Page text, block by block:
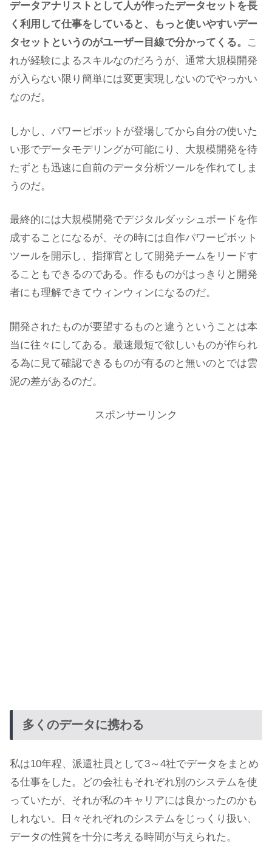
データアナリストとして人が作ったデータセットを長
く利用して仕事をしていると、もっと使いやすいデー
タセットというのがユーザー目線で分かってくる。
こ
れが経験によるスキルなのだろうが、通常大規模開発
が入らない限り簡単には変更実現しないのでやっかい
なのだ。
しかし、パワーピボットが登場してから自分の使いた
い形でデータモデリングが可能にり、大規模開発を待
たずとも迅速に自前のデータ分析ツールを作れてしま
うのだ。
最終的には大規模開発でデジタルダッシュボードを作
成することになるが、その時には自作パワーピボット
ツールを開示し、指揮官として開発チームをリードす
ることもできるのである。作るものがはっきりと開発
者にも理解できてウィンウィンになるのだ。
開発されたものが要望するものと違うということは本
当に往々にしてある。最速最短で欲しいものが作られ
る為に見て確認できるものが有るのと無いのとでは雲
泥の差があるのだ。
スポンサーリンク
多くのデータに携わる
私は10年程、派遣社員として3～4社でデータをまとめ
る仕事をした。どの会社もそれぞれ別のシステムを使
っていたが、それが私のキャリアには良かったのかも
しれない。日々それぞれのシステムをじっくり扱い、
データの性質を十分に考える時間が与えられた。